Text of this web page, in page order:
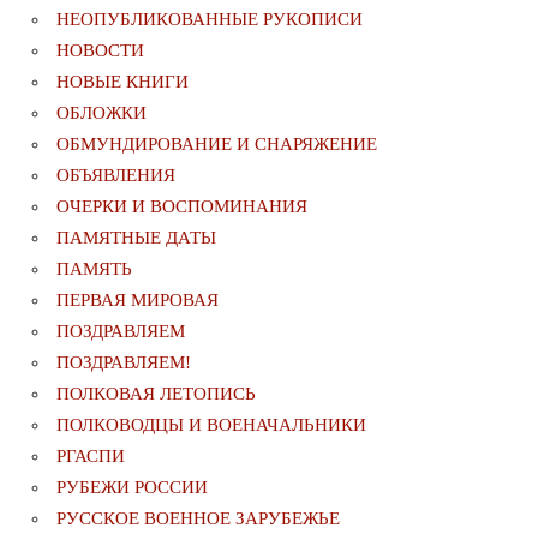
НЕОПУБЛИКОВАННЫЕ РУКОПИСИ
НОВОСТИ
НОВЫЕ КНИГИ
ОБЛОЖКИ
ОБМУНДИРОВАНИЕ И СНАРЯЖЕНИЕ
ОБЪЯВЛЕНИЯ
ОЧЕРКИ И ВОСПОМИНАНИЯ
ПАМЯТНЫЕ ДАТЫ
ПАМЯТЬ
ПЕРВАЯ МИРОВАЯ
ПОЗДРАВЛЯЕМ
ПОЗДРАВЛЯЕМ!
ПОЛКОВАЯ ЛЕТОПИСЬ
ПОЛКОВОДЦЫ И ВОЕНАЧАЛЬНИКИ
РГАСПИ
РУБЕЖИ РОССИИ
РУССКОЕ ВОЕННОЕ ЗАРУБЕЖЬЕ